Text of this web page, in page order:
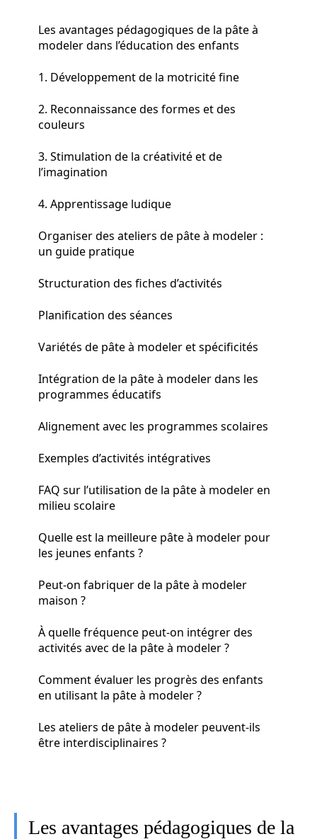
Les avantages pédagogiques de la pâte à
modeler dans l’éducation des enfants
1. Développement de la motricité fine
2. Reconnaissance des formes et des
couleurs
3. Stimulation de la créativité et de
l’imagination
4. Apprentissage ludique
Organiser des ateliers de pâte à modeler :
un guide pratique
Structuration des fiches d’activités
Planification des séances
Variétés de pâte à modeler et spécificités
Intégration de la pâte à modeler dans les
programmes éducatifs
Alignement avec les programmes scolaires
Exemples d’activités intégratives
FAQ sur l’utilisation de la pâte à modeler en
milieu scolaire
Quelle est la meilleure pâte à modeler pour
les jeunes enfants ?
Peut-on fabriquer de la pâte à modeler
maison ?
À quelle fréquence peut-on intégrer des
activités avec de la pâte à modeler ?
Comment évaluer les progrès des enfants
en utilisant la pâte à modeler ?
Les ateliers de pâte à modeler peuvent-ils
être interdisciplinaires ?
Les avantages pédagogiques de la